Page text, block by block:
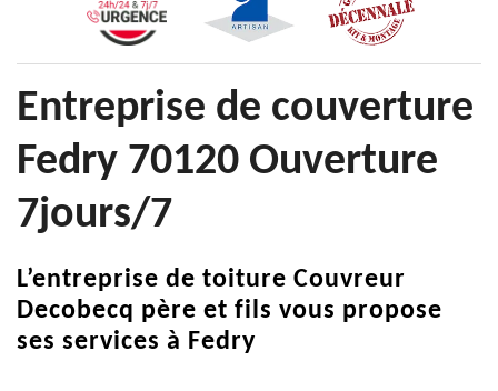
Entreprise de couverture
Fedry 70120 Ouverture
7jours/7
L’entreprise de toiture Couvreur
Decobecq père et fils vous propose
ses services à Fedry